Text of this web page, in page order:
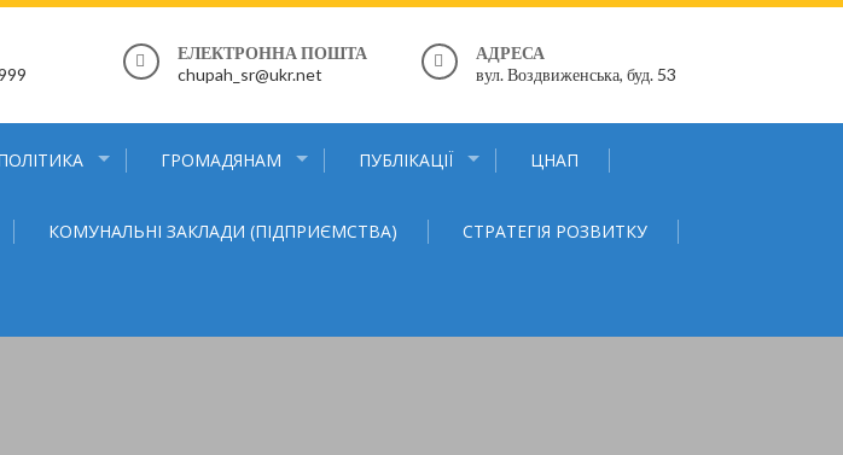
ЕЛЕКТРОННА ПОШТА
chupah_sr@ukr.net
АДРЕСА
вул. Воздвиженська, буд. 53
ГРОМАДЯНАМ ПУБЛІКАЦІЇ ЦНАП
КОМУНАЛЬНІ ЗАКЛАДИ (ПІДПРИЄМСТВА) СТРАТЕГІЯ РОЗВИТКУ